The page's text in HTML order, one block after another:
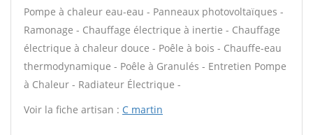
Pompe à chaleur eau-eau - Panneaux photovoltaïques -
Ramonage - Chauffage électrique à inertie - Chauffage
électrique à chaleur douce - Poêle à bois - Chauffe-eau
thermodynamique - Poêle à Granulés - Entretien Pompe
à Chaleur - Radiateur Électrique -
Voir la fiche artisan : C martin